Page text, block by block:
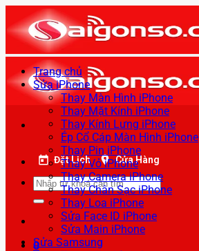
qua
nội
dung
Đặt Lịch Cửa Hàng
Tìm
kiếm:
0
Trang chủ
Sửa iPhone
Thay Màn Hình iPhone
Thay Mặt Kính iPhone
Thay Kính Lưng iPhone
Ép Cổ Cáp Màn Hình iPhone
Thay Pin iPhone
Thay Vỏ iPhone
Thay Camera iPhone
Thay Chân Sạc iPhone
Thay Loa iPhone
Sửa Face ID iPhone
Sửa Main iPhone
Sửa Samsung